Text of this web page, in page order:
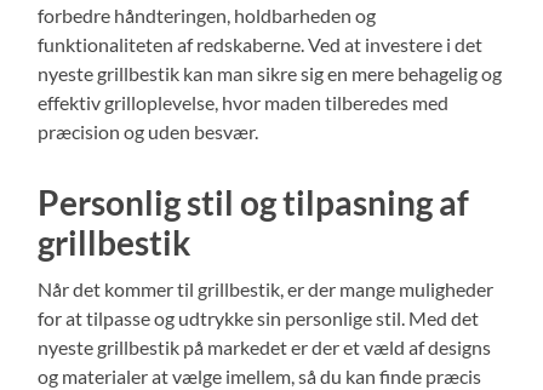
forbedre håndteringen, holdbarheden og
funktionaliteten af redskaberne. Ved at investere i det
nyeste grillbestik kan man sikre sig en mere behagelig og
effektiv grilloplevelse, hvor maden tilberedes med
præcision og uden besvær.
Personlig stil og tilpasning af
grillbestik
Når det kommer til grillbestik, er der mange muligheder
for at tilpasse og udtrykke sin personlige stil. Med det
nyeste grillbestik på markedet er der et væld af designs
og materialer at vælge imellem, så du kan finde præcis